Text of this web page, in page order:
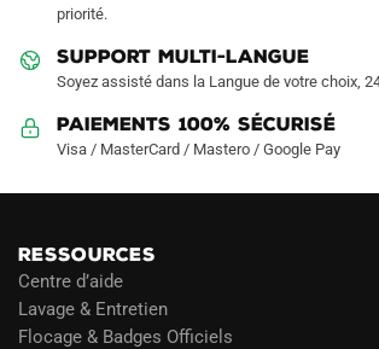
page
produit
priorité.
SUPPORT MULTI-LANGUE
Soyez assisté dans la Langue de votre choix,
Paiements 100% Sécurisé
Visa / MasterCard / Mastero / Google Pay
RESSOURCES
Centre d’aide
Lavage & Entretien
Flocage & Badges Officiels